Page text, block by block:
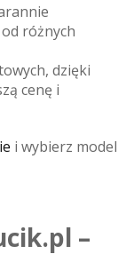
od różnych
dzięki
cenę i
i wybierz model
–